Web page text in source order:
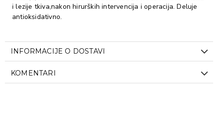
i lezije tkiva,nakon hirurških intervencija i operacija. Deluje
antioksidativno.
INFORMACIJE O DOSTAVI
KOMENTARI